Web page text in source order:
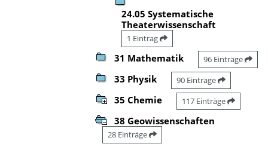
24.05 Systematische
Theaterwissenschaft
1 Eintrag
31 Mathematik 96 Einträge
33 Physik 90 Einträge
35 Chemie 117 Einträge
38 Geowissenschaften
28 Einträge